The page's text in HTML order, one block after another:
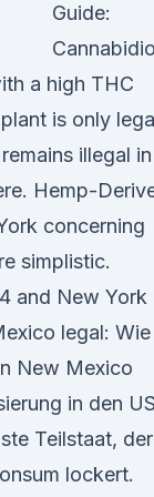
Guide:
a high THC
is only
illegal in
Hemp-
concerning
simplistic.
and New York
legal: Wie
New Mexico
in den
Teilstaat, der
lockert.